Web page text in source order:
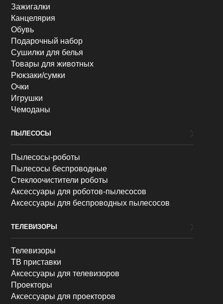
Зажигалки
Канцелярия
Обувь
Подарочный набор
Сушилки для белья
Товары для животных
Рюкзаки/сумки
Очки
Игрушки
Чемоданы
ПЫЛЕСОСЫ
Пылесосы-роботы
Пылесосы беспроводные
Стеклоочистители роботы
Аксессуары для роботов-пылесосов
Аксессуары для беспроводных пылесосов
ТЕЛЕВИЗОРЫ
Телевизоры
ТВ приставки
Аксессуары для телевизоров
Проекторы
Аксессуары для проекторов